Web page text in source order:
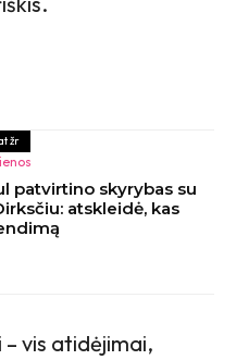
žr
patvirtino skyrybas su
atskleidė, kas
– vis atidėjimai,